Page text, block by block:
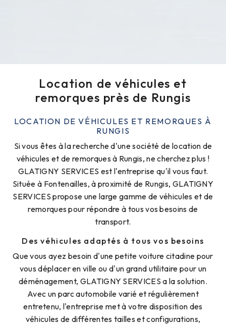
Location de véhicules et
remorques près de Rungis
LOCATION DE VÉHICULES ET REMORQUES À
RUNGIS
Si vous êtes à la recherche d'une société de location de
véhicules et de remorques à Rungis, ne cherchez plus !
GLATIGNY SERVICES est l'entreprise qu'il vous faut.
Située à Fontenailles, à proximité de Rungis, GLATIGNY
SERVICES propose une large gamme de véhicules et de
remorques pour répondre à tous vos besoins de
transport.
Des véhicules adaptés à tous vos besoins
Que vous ayez besoin d'une petite voiture citadine pour
vous déplacer en ville ou d'un grand utilitaire pour un
déménagement, GLATIGNY SERVICES a la solution.
Avec un parc automobile varié et régulièrement
entretenu, l'entreprise met à votre disposition des
véhicules de différentes tailles et configurations,